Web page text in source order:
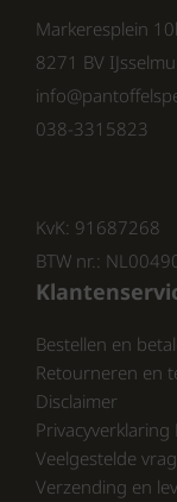
sandalen
jouw nieuwe
schaffen.
Waarom
Sandalen?
Wolky
maar ook
comfort. De
zorgt
goed
een
uitstekende
Markeresplein
8271 BV
038-3315823
KvK: 91687268
BTW nr.:
Bestellen en
Retourneren en
Disclaimer
Privacyverklaring
Veelgestelde
Verzending en